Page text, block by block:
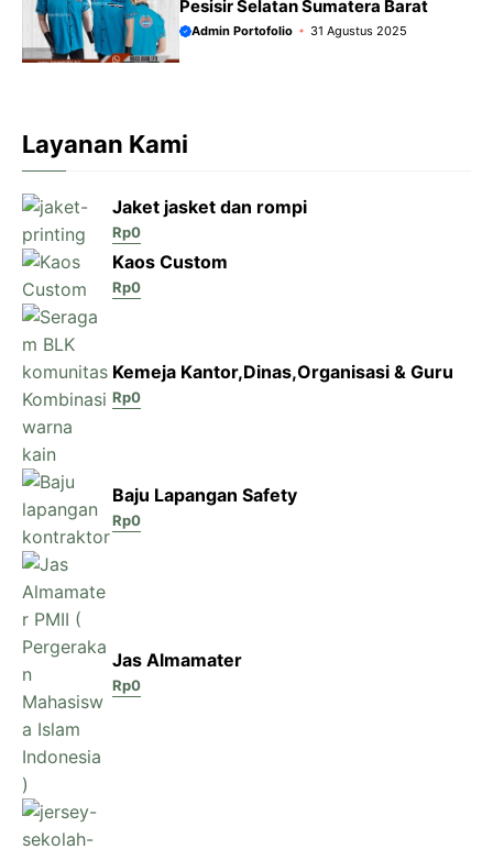
Pesisir Selatan Sumatera Barat
Admin Portofolio 31 Agustus 2025
Layanan Kami
Jaket jasket dan rompi
Rp0
Kaos Custom
Rp0
Kemeja Kantor,Dinas,Organisasi & Guru
Rp0
Baju Lapangan Safety
Rp0
Jas Almamater
Rp0